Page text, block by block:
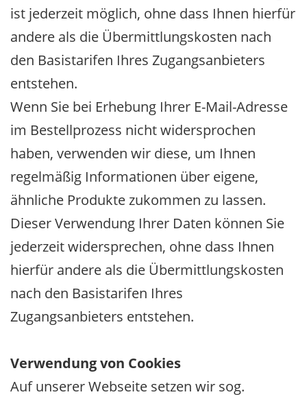
ist jederzeit möglich, ohne dass Ihnen hierfür
andere als die Übermittlungskosten nach
den Basistarifen Ihres Zugangsanbieters
entstehen.
Wenn Sie bei Erhebung Ihrer E-Mail-Adresse
im Bestellprozess nicht widersprochen
haben, verwenden wir diese, um Ihnen
regelmäßig Informationen über eigene,
ähnliche Produkte zukommen zu lassen.
Dieser Verwendung Ihrer Daten können Sie
jederzeit widersprechen, ohne dass Ihnen
hierfür andere als die Übermittlungskosten
nach den Basistarifen Ihres
Zugangsanbieters entstehen.
Verwendung von Cookies
Auf unserer Webseite setzen wir sog.